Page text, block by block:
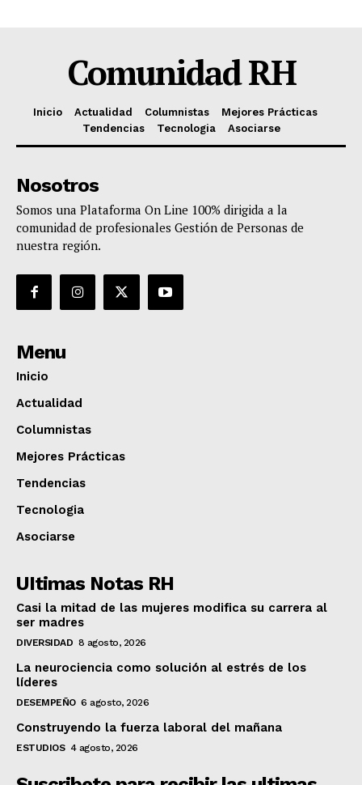
Comunidad RH
Inicio Actualidad Columnistas
Mejores Prácticas
Tendencias
Tecnologia Asociarse
Nosotros
Somos una Plataforma On Line 100% dirigida a la
comunidad de profesionales Gestión de Personas de
nuestra región.
Menu
Inicio
Actualidad
Columnistas
Mejores Prácticas
Tendencias
Tecnologia
Asociarse
UItimas Notas RH
Casi la mitad de las mujeres modifica su carrera al
ser madres
DIVERSIDAD 8 agosto, 2026
La neurociencia como solución al estrés de los
líderes
DESEMPEÑO 6 agosto, 2026
Construyendo la fuerza laboral del mañana
ESTUDIOS 4 agosto, 2026